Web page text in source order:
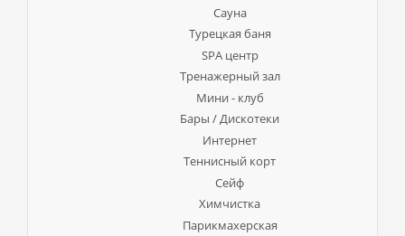
Сауна
Турецкая баня
SPA центр
Тренажерный зал
Мини - клуб
Бары / Дискотеки
Интернет
Теннисный корт
Сейф
Химчистка
Парикмахерская